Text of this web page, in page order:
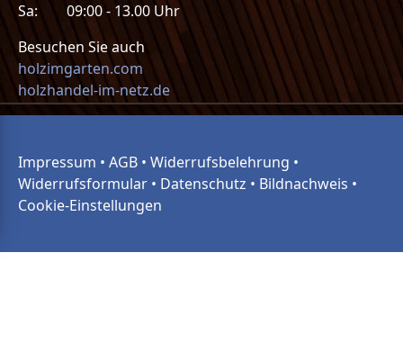
Sa: 09:00 - 13.00 Uhr
Besuchen Sie auch
holzimgarten.com
holzhandel-im-netz.de
Impressum • AGB • Widerrufsbelehrung •
Widerrufsformular • Datenschutz • Bildnachweis •
Cookie-Einstellungen